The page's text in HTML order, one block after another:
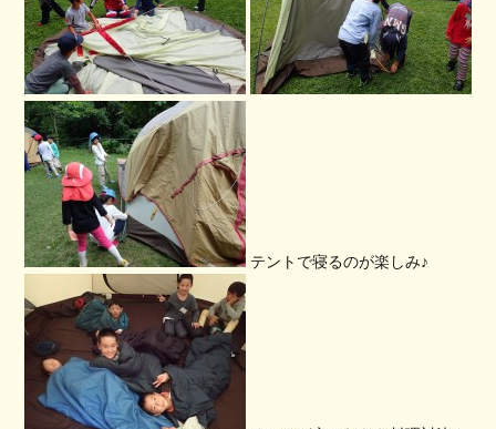
テントで寝るのが楽しみ♪